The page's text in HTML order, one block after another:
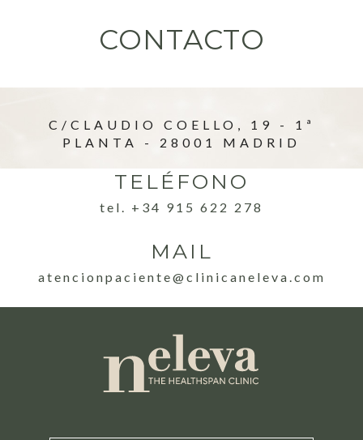
CONTACTO
C/CLAUDIO COELLO, 19 - 1ª
PLANTA - 28001 MADRID
TELÉFONO
tel. +34 915 622 278
MAIL
atencionpaciente@clinicaneleva.com